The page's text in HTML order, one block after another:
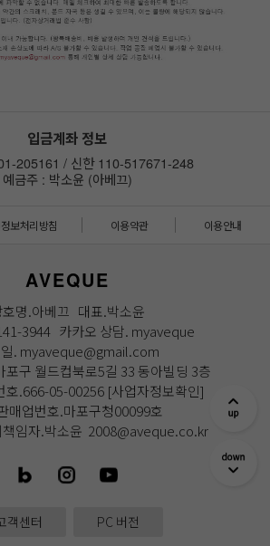
입금계좌 정보
205161 / 신한 110-517671-248
예금주 : 박소윤 (아베끄)
보처리방침 이용약관 이용안내
AVEQUE
호명.아베끄 대표.박소윤
3944 카카오 상담. myaveque
. myaveque@gmail.com
포구 월드컵북로5길 33 동아빌딩 3층
호.666-05-00256 [사업자정보확인]
매업번호.마포구청00099호
책임자.박소윤 2008@aveque.co.kr
객센터 PC 버전